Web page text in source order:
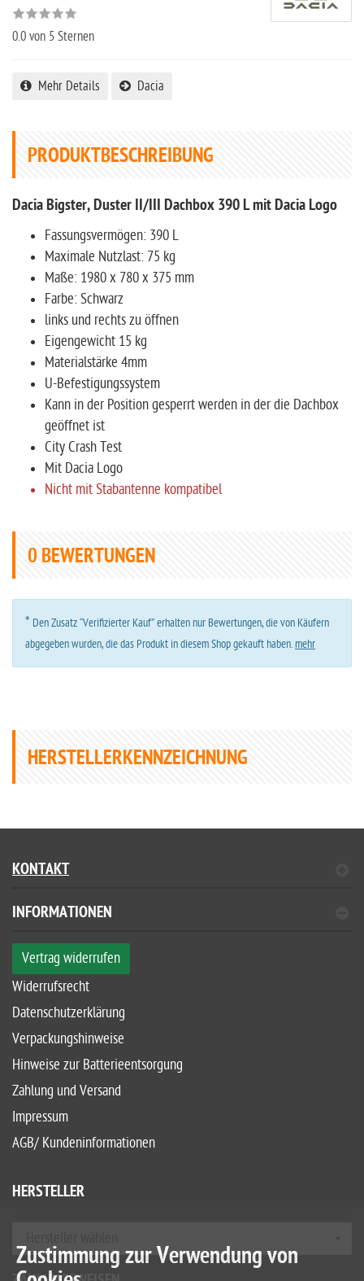
0.0 von 5 Sternen
Mehr Details Dacia
PRODUKTBESCHREIBUNG
Dacia Bigster, Duster II/III Dachbox 390 L mit Dacia Logo
Fassungsvermögen: 390 L
Maximale Nutzlast: 75 kg
Maße: 1980 x 780 x 375 mm
Farbe: Schwarz
links und rechts zu öffnen
Eigengewicht 15 kg
Materialstärke 4mm
U-Befestigungssystem
Kann in der Position gesperrt werden in der die Dachbox
geöffnet ist
City Crash Test
Mit Dacia Logo
Nicht mit Stabantenne kompatibel
0 BEWERTUNGEN
* Den Zusatz “Verifizierter Kauf” erhalten nur Bewertungen, die von Käufern
abgegeben wurden, die das Produkt in diesem Shop gekauft haben.mehr
HERSTELLERKENNZEICHNUNG
KONTAKT
INFORMATIONEN
Vertrag widerrufen
Widerrufsrecht
Datenschutzerklärung
Verpackungshinweise
Hinweise zur Batterieentsorgung
Zahlung und Versand
Impressum
AGB/ Kundeninformationen
HERSTELLER
Zustimmung zur Verwendung von